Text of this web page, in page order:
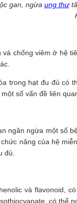
gan, ngừa ung thư
chống viêm ở hệ
trong hạt đu đủ có
số vấn đề liên
ngăn ngừa một số
năng của hệ
đủ.
và flavonoid,
có thể